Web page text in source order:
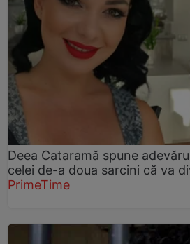
Deea Cataramă spune
celei de-a doua sarcini că va
PrimeTime